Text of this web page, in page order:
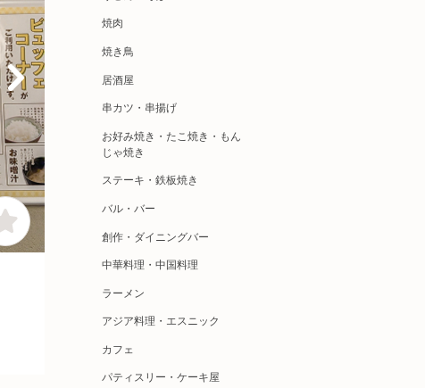
焼肉
焼き鳥
居酒屋
串カツ・串揚げ
お好み焼き・たこ焼き・もん
じゃ焼き
ステーキ・鉄板焼き
バル・バー
創作・ダイニングバー
中華料理・中国料理
ラーメン
アジア料理・エスニック
カフェ
パティスリー・ケーキ屋